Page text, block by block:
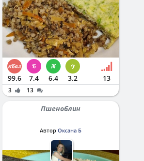
99.6 7.4 6.4 3.2 13
3 13
Пшеноблин
Автор Оксана Б